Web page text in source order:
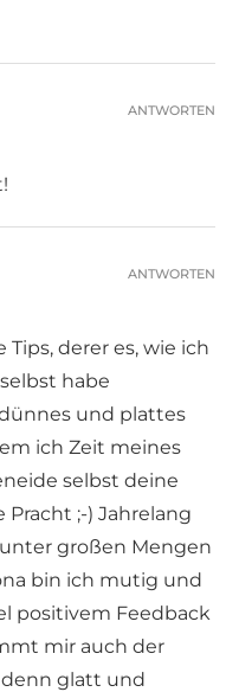
ANTWORTEN
Tips, derer es, wie ich
habe
und plattes
ich Zeit meines
selbst deine
;-) Jahrelang
großen Mengen
bin ich mutig und
positivem Feedback
mir auch der
glatt und
ANTWORTEN